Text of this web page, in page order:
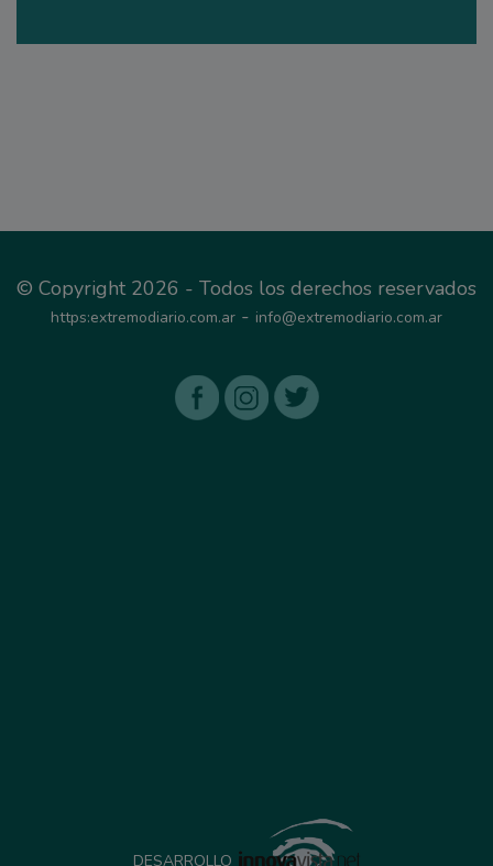
© Copyright 2026 - Todos los derechos reservados
https:extremodiario.com.ar - info@extremodiario.com.ar
DESARROLLO